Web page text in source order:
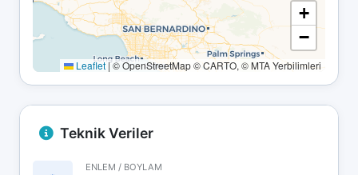
+
−
Leaflet |© OpenStreetMap © CARTO, © MTA Yerbilimleri
Teknik Veriler
ENLEM / BOYLAM